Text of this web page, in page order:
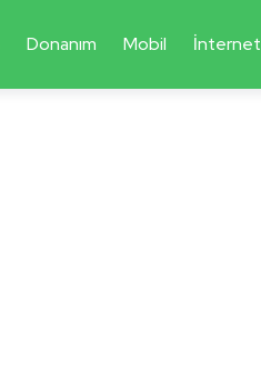
Donanım Mobil İnternet